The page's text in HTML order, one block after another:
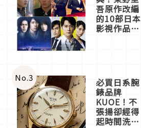
吾原作改編
的10部日本
影視作品推
No.3 必買日系腕
錶品牌
KUOE！不
張揚卻經得
起時間洗鍊